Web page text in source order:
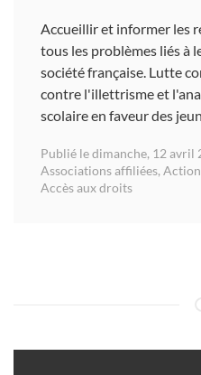
Accueillir et informer les
tous les problèmes liés à
société française. Lutte
contre l'illettrisme et
scolaire en faveur des
Publié le dimanche, 12 avril
Associations affiliées,
Accès aux droits